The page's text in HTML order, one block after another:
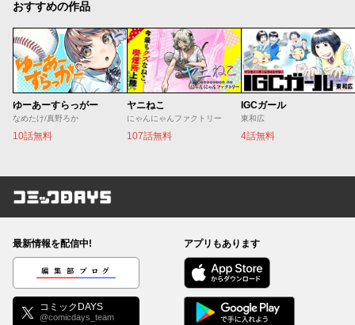
おすすめの作品
ゆーあーすらっがー
なめたけ/真野ろか
10話無料
ヤニねこ
にゃんにゃんファクトリー
107話無料
IGCガール
東和広
4話無料
コミックDAYS
最新情報を配信中!
編集部ブログ
コミックDAYS
@comicdays_team
アプリもあります